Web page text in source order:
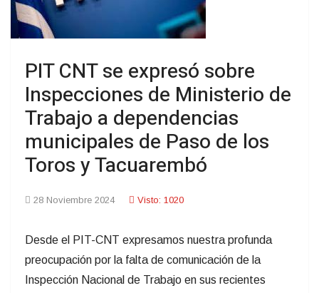
PIT CNT se expresó sobre
Inspecciones de Ministerio de
Trabajo a dependencias
municipales de Paso de los
Toros y Tacuarembó
28 Noviembre 2024 Visto: 1020
Desde el PIT-CNT expresamos nuestra profunda
preocupación por la falta de comunicación de la
Inspección Nacional de Trabajo en sus recientes